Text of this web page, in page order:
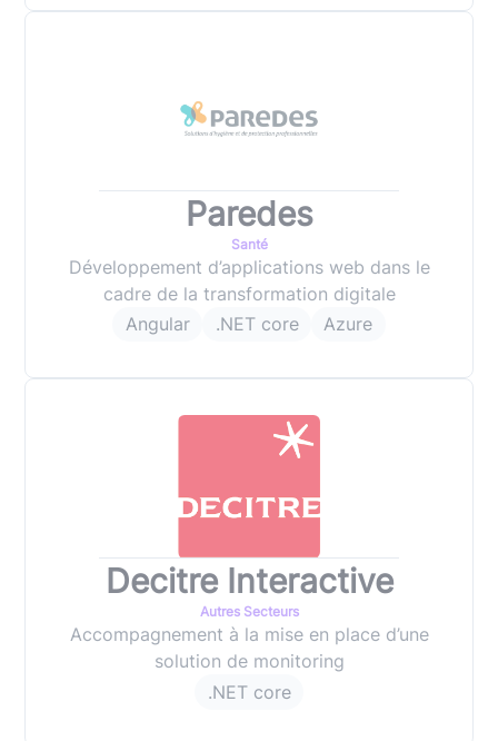
Paredes
Santé
Développement d’applications web dans le
cadre de la transformation digitale
Angular
.NET core Azure
Decitre Interactive
Autres Secteurs
Accompagnement à la mise en place d’une
solution de monitoring
.NET core